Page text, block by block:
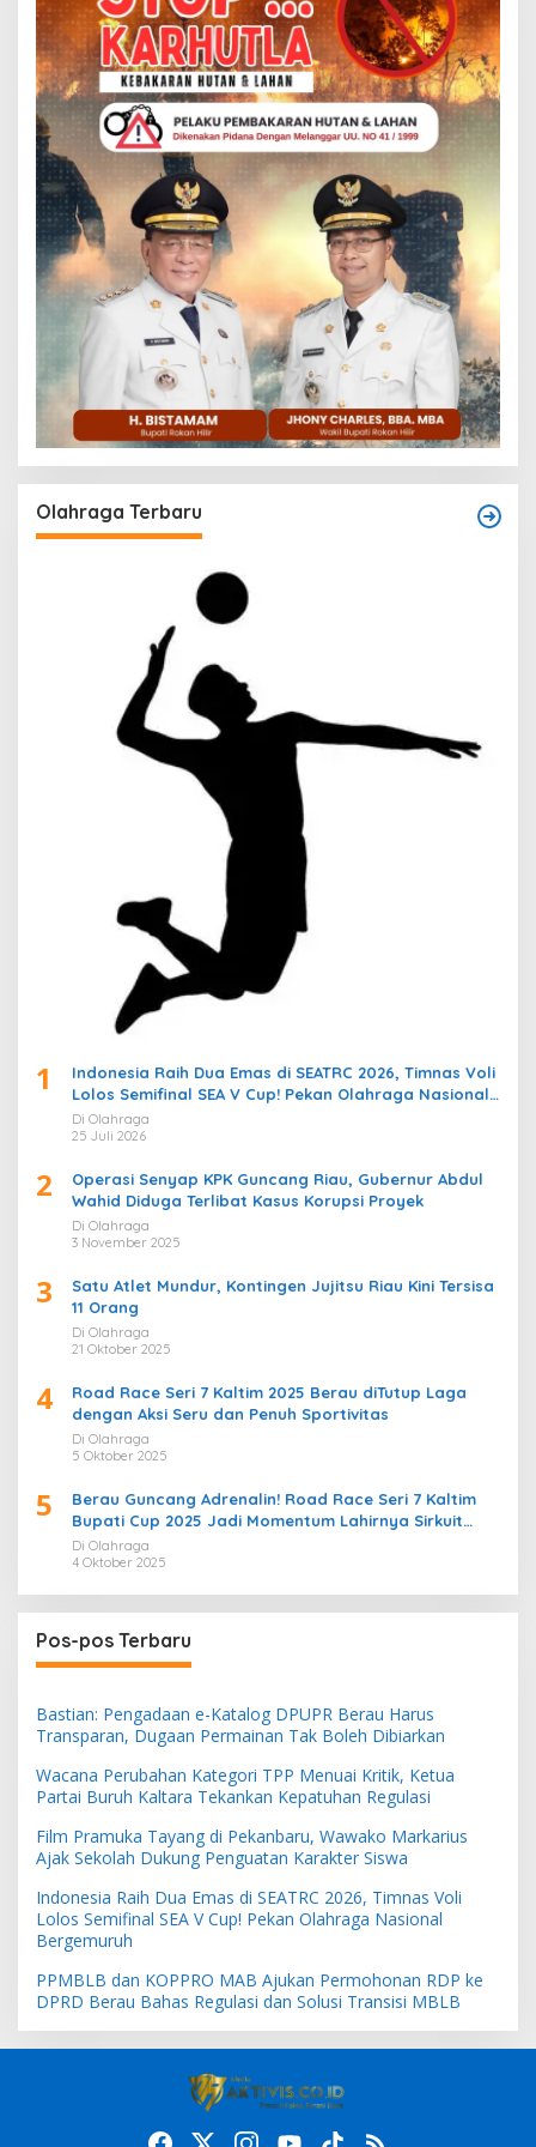
Olahraga Terbaru
1
Indonesia Raih Dua Emas di SEATRC 2026, Timnas Voli
Lolos Semifinal SEA V Cup! Pekan Olahraga Nasional
Bergemuruh
Di Olahraga
25 Juli 2026
2
Operasi Senyap KPK Guncang Riau, Gubernur Abdul
Wahid Diduga Terlibat Kasus Korupsi Proyek
Di Olahraga
3 November 2025
3
Satu Atlet Mundur, Kontingen Jujitsu Riau Kini Tersisa
11 Orang
Di Olahraga
21 Oktober 2025
4
Road Race Seri 7 Kaltim 2025 Berau diTutup Laga
dengan Aksi Seru dan Penuh Sportivitas
Di Olahraga
5 Oktober 2025
5
Berau Guncang Adrenalin! Road Race Seri 7 Kaltim
Bupati Cup 2025 Jadi Momentum Lahirnya Sirkuit
Permanen 2026
Di Olahraga
4 Oktober 2025
Pos-pos Terbaru
Bastian: Pengadaan e-Katalog DPUPR Berau Harus
Transparan, Dugaan Permainan Tak Boleh Dibiarkan
Wacana Perubahan Kategori TPP Menuai Kritik, Ketua
Partai Buruh Kaltara Tekankan Kepatuhan Regulasi
Film Pramuka Tayang di Pekanbaru, Wawako Markarius
Ajak Sekolah Dukung Penguatan Karakter Siswa
Indonesia Raih Dua Emas di SEATRC 2026, Timnas Voli
Lolos Semifinal SEA V Cup! Pekan Olahraga Nasional
Bergemuruh
PPMBLB dan KOPPRO MAB Ajukan Permohonan RDP ke
DPRD Berau Bahas Regulasi dan Solusi Transisi MBLB